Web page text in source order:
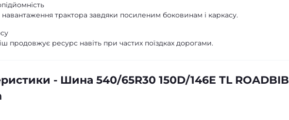
навантаження трактора завдяки посиленим боковинам і каркасу.
продовжує ресурс навіть при частих поїздках дорогами.
- Шина 540/65R30 150D/146E TL ROADBIB